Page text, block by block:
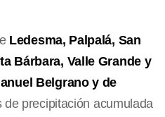
Ledesma, Palpalá, San
Bárbara, Valle Grande y
Belgrano y de
precipitación acumulada